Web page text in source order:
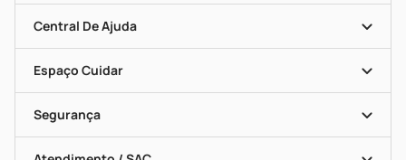
Mapa De Categorias
Blog Da PP
Seja Uma Loja Parceira
Clube PP
Convênios
Programa Popular Do Brasil
Encarte De Ofertas
Dermaclub
Descontos De Laboratório (PBM)
Cupons E Ofertas
Central De Ajuda
Entrega
Recompra Programada
Compras Com Receita
Alomed (tele-Entrega)
Formas De Pagamento
Troca E Devolução
Bulas De A A Z
Espaço Cuidar
Vacinas
Serviços Farmacêuticos
Testes Rápidos
Autoteste Covid-19
Segurança
Certificado De Segurança